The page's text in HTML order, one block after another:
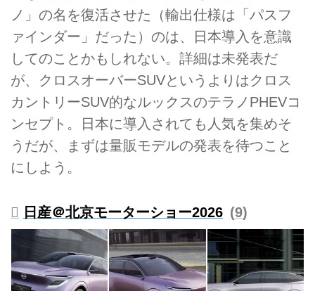
ノ」の名を復活させた（輸出仕様は「パスフ
ァインダー」だった）のは、日本導入を意識
してのことかもしれない。詳細は未発表だ
が、クロスオーバーSUVというよりはクロス
カントリーSUV的なルックスのテラノPHEVコ
ンセプト。日本に導入されても人気を集めそ
うだが、まずは量販モデルの発表を待つこと
にしよう。
日産＠北京モーターショー2026 9